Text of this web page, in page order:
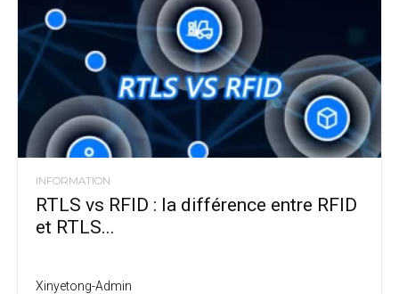
INFORMATION
RTLS vs RFID : la différence entre RFID
et RTLS...
Xinyetong-Admin